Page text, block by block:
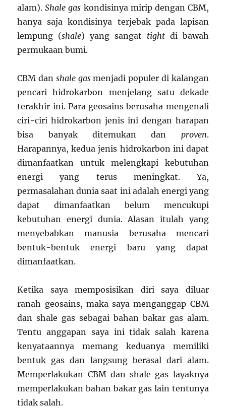
alam).Shale gas kondisinya mirip dengan CBM,
hanya saja kondisinya terjebak pada lapisan
lempung (shale) yang sangat tightdi bawah
permukaan bumi.
CBM dan shale gasmenjadi populer di kalangan
pencari hidrokarbon menjelang satu dekade
terakhir ini. Para geosains berusaha mengenali
ciri-ciri hidrokarbon jenis ini dengan harapan
bisa banyak ditemukan dan proven.
Harapannya, kedua jenis hidrokarbon ini dapat
dimanfaatkan untuk melengkapi kebutuhan
energi yang terus meningkat. Ya,
permasalahan dunia saat ini adalah energi yang
dapat dimanfaatkan belum mencukupi
kebutuhan energi dunia. Alasan itulah yang
menyebabkan manusia berusaha mencari
bentuk-bentuk energi baru yang dapat
dimanfaatkan.
Ketika saya memposisikan diri saya diluar
ranah geosains, maka saya menganggap CBM
dan shale gas sebagai bahan bakar gas alam.
Tentu anggapan saya ini tidak salah karena
kenyataannya memang keduanya memiliki
bentuk gas dan langsung berasal dari alam.
Memperlakukan CBM dan shale gas layaknya
memperlakukan bahan bakar gas lain tentunya
tidak salah.